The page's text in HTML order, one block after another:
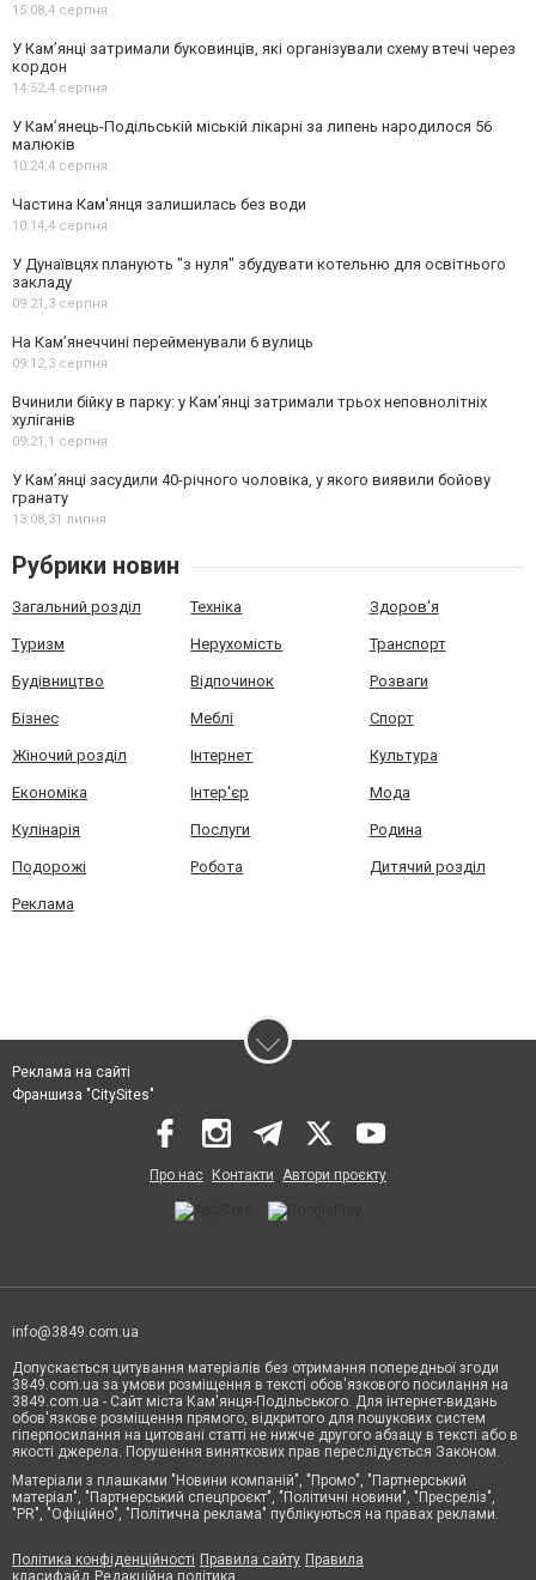
15:08,4 серпня
У Кам’янці затримали буковинців, які організували схему втечі через
кордон
14:52,4 серпня
У Кам’янець-Подільській міській лікарні за липень народилося 56
малюків
10:24,4 серпня
Частина Кам'янця залишилась без води
10:14,4 серпня
У Дунаївцях планують "з нуля" збудувати котельню для освітнього
закладу
09:21,3 серпня
На Камʼянеччині перейменували 6 вулиць
09:12,3 серпня
Вчинили бійку в парку: у Кам’янці затримали трьох неповнолітніх
хуліганів
09:21,1 серпня
У Камʼянці засудили 40-річного чоловіка, у якого виявили бойову
гранату
13:08,31 липня
Рубрики новин
Загальний розділ Техніка Здоров'я
Туризм Нерухомість Транспорт
Будівництво Відпочинок Розваги
Бізнес Меблі Спорт
Жіночий розділ Інтернет Культура
Економіка Інтер'єр Мода
Кулінарія Послуги Родина
Подорожі Робота Дитячий розділ
Реклама
Реклама на сайті
Франшиза "CitySites"
Про нас Контакти Автори проєкту
info@3849.com.ua
Допускається цитування матеріалів без отримання попередньої згоди
3849.com.ua за умови розміщення в тексті обов'язкового посилання на
3849.com.ua - Сайт міста Кам'янця-Подільського. Для інтернет-видань
обов'язкове розміщення прямого, відкритого для пошукових систем
гіперпосилання на цитовані статті не нижче другого абзацу в тексті або в
якості джерела. Порушення виняткових прав переслідується Законом.
Матеріали з плашками "Новини компаній", "Промо", "Партнерський
матеріал", "Партнерський спецпроєкт", "Політичні новини", "Пресреліз",
"PR", "Офіційно", "Політична реклама" публікуються на правах реклами.
Політика конфіденційності Правила сайту Правила
класифайд Редакційна політика